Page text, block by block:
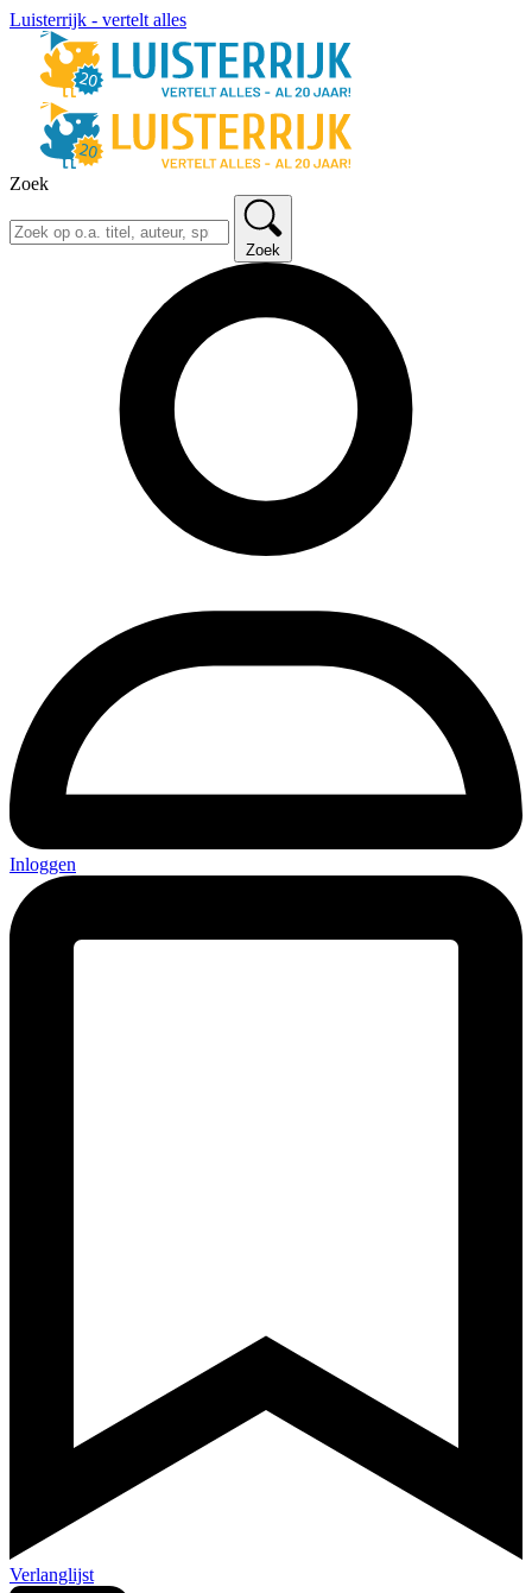
Luisterrijk - vertelt alles
Zoek
Zoek
Inloggen
Verlanglijst